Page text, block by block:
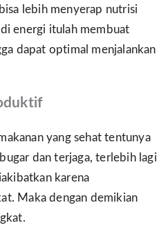
lebih menyerap nutrisi
energi itulah membuat
dapat optimal menjalankan
yang sehat tentunya
dan terjaga, terlebih lagi
karena
Maka dengan demikian